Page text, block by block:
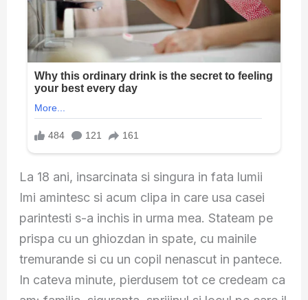
La 18 ani, insarcinata si singura in fata lumii
Imi amintesc si acum clipa in care usa casei
parintesti s-a inchis in urma mea. Stateam pe
prispa cu un ghiozdan in spate, cu mainile
tremurande si cu un copil nenascut in pantece.
In cateva minute, pierdusem tot ce credeam ca